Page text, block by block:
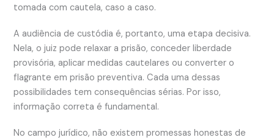
tomada com cautela, caso a caso.
A audiência de custódia é, portanto, uma etapa decisiva.
Nela, o juiz pode relaxar a prisão, conceder liberdade
provisória, aplicar medidas cautelares ou converter o
flagrante em prisão preventiva. Cada uma dessas
possibilidades tem consequências sérias. Por isso,
informação correta é fundamental.
No campo jurídico, não existem promessas honestas de